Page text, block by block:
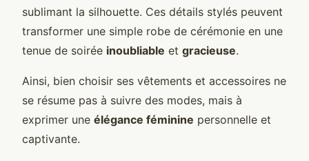
sublimant la silhouette. Ces détails stylés peuvent
transformer une simple robe de cérémonie en une
tenue de soirée inoubliable et gracieuse.
Ainsi, bien choisir ses vêtements et accessoires ne
se résume pas à suivre des modes, mais à
exprimer une élégance féminine personnelle et
captivante.